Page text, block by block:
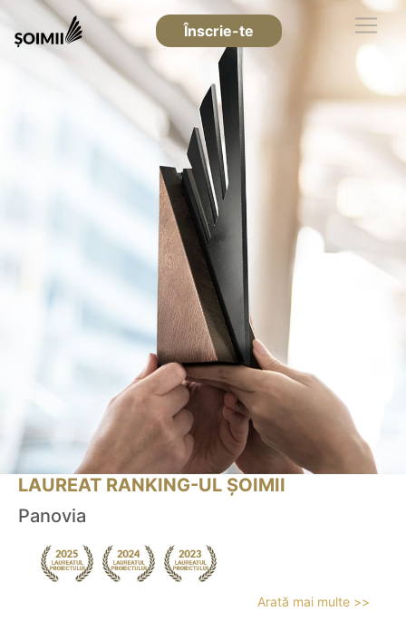
Înscrie-te
LAUREAT RANKING-UL ȘOIMII
Panovia
Arată mai multe >>